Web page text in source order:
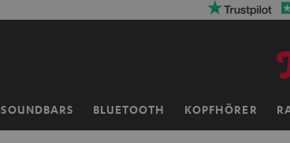
SOUNDBARS BLUETOOTH KOPFHÖRER